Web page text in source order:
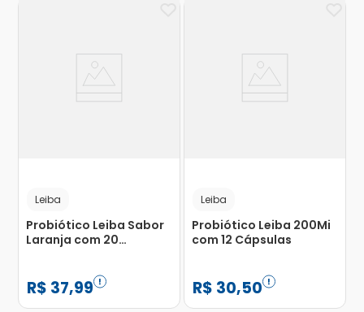
Leiba
Probiótico Leiba Sabor
Laranja com 20
R$ 37,99
Leiba
Probiótico Leiba 200Mi
com 12 Cápsulas
R$ 30,50